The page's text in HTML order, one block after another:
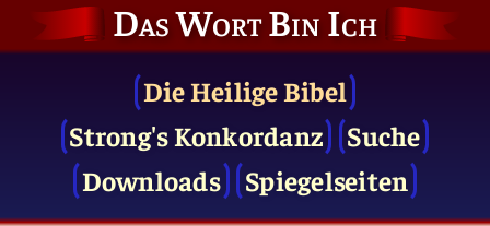
Das Wort Bin Ich
Die Heilige Bibel
Strong's Konkordanz
Suche
Downloads
Spiegelseiten